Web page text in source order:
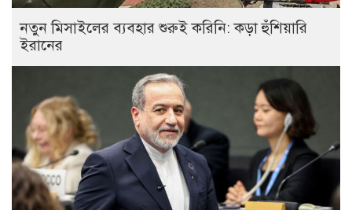
নতুন মিসাইলের ব্যবহার শুরুই করিনি: কড়া হুঁশিয়ারি
ইরানের